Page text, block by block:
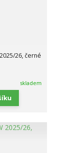
26, černé
skladem